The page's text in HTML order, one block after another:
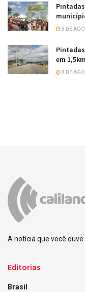
8 DE
em
8 DE
A notícia que você ouve
Editorias
Brasil